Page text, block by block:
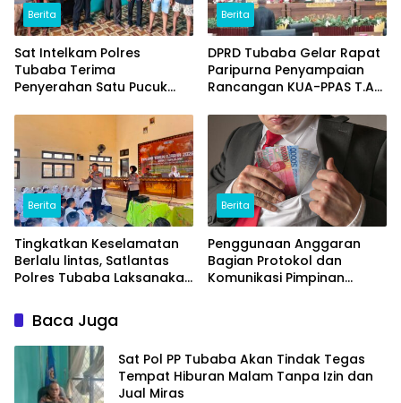
Berita
Sat Intelkam Polres
Tubaba Terima
Penyerahan Satu Pucuk
Masyarakat
Berita
DPRD Tubaba Gelar Rapat
Paripurna Penyampaian
Rancangan KUA-PPAS T.A
Berita
Tingkatkan Keselamatan
Berlalu lintas, Satlantas
Polres Tubaba Laksanakan
School di SMAN 1 Tumijajar
Berita
Penggunaan Anggaran
Bagian Protokol dan
Komunikasi Pimpinan
Baca Juga
Sat Pol PP Tubaba Akan Tindak Tegas
Tempat Hiburan Malam Tanpa Izin dan
Jual Miras